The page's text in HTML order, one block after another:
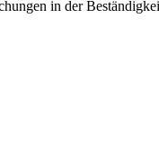
in der